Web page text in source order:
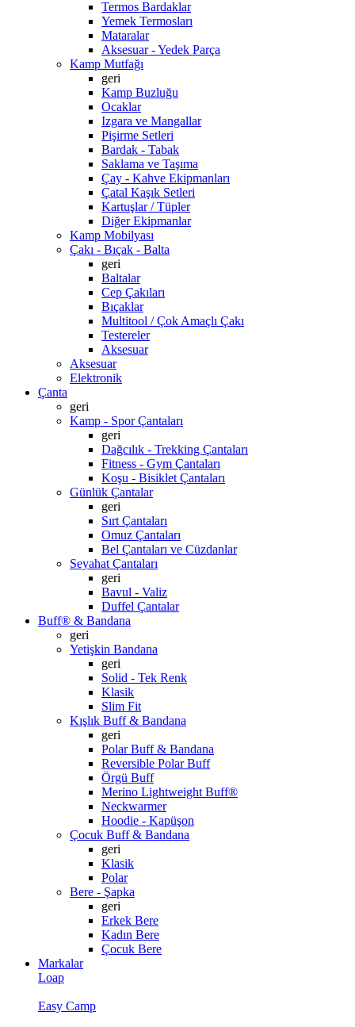
Termos Bardaklar
Yemek Termosları
Mataralar
Aksesuar - Yedek Parça
Kamp Mutfağı
geri
Kamp Buzluğu
Ocaklar
Izgara ve Mangallar
Pişirme Setleri
Bardak - Tabak
Saklama ve Taşıma
Çay - Kahve Ekipmanları
Çatal Kaşık Setleri
Kartuşlar / Tüpler
Diğer Ekipmanlar
Kamp Mobilyası
Çakı - Bıçak - Balta
geri
Baltalar
Cep Çakıları
Bıçaklar
Multitool / Çok Amaçlı Çakı
Testereler
Aksesuar
Aksesuar
Elektronik
Çanta
geri
Kamp - Spor Çantaları
geri
Dağcılık - Trekking Çantaları
Fitness - Gym Çantaları
Koşu - Bisiklet Çantaları
Günlük Çantalar
geri
Sırt Çantaları
Omuz Çantaları
Bel Çantaları ve Cüzdanlar
Seyahat Çantaları
geri
Bavul - Valiz
Duffel Çantalar
Buff® & Bandana
geri
Yetişkin Bandana
geri
Solid - Tek Renk
Klasik
Slim Fit
Kışlık Buff & Bandana
geri
Polar Buff & Bandana
Reversible Polar Buff
Örgü Buff
Merino Lightweight Buff®
Neckwarmer
Hoodie - Kapüşon
Çocuk Buff & Bandana
geri
Klasik
Polar
Bere - Şapka
geri
Erkek Bere
Kadın Bere
Çocuk Bere
Markalar
Loap
Easy Camp